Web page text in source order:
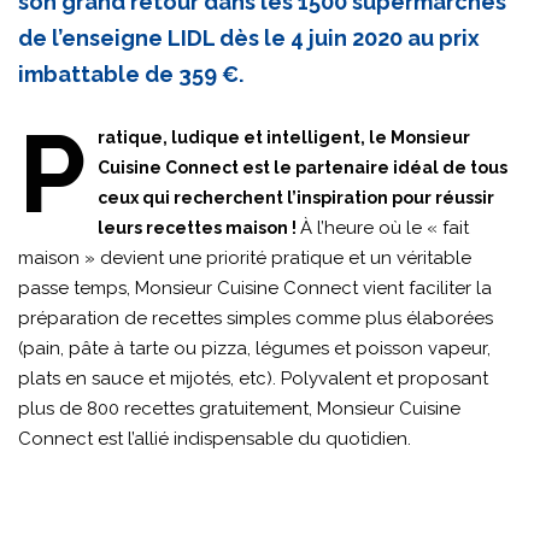
de l’enseigne LIDL dès le 4 juin 2020 au prix
imbattable de 359 €.
P
ratique, ludique et intelligent, le Monsieur
Cuisine Connect est le partenaire idéal de tous
ceux qui recherchent l’inspiration pour réussir
leurs recettes maison ! À l’heure où le « fait
maison » devient une priorité pratique et un véritable
passe temps, Monsieur Cuisine Connect vient faciliter la
préparation de recettes simples comme plus élaborées
(pain, pâte à tarte ou pizza, légumes et poisson vapeur,
plats en sauce et mijotés, etc). Polyvalent et proposant
plus de 800 recettes gratuitement, Monsieur Cuisine
Connect est l’allié indispensable du quotidien.